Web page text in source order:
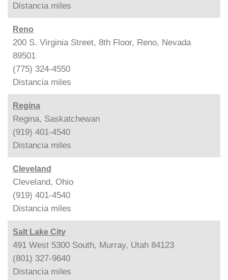
Distancia miles
Reno
200 S. Virginia Street, 8th Floor, Reno, Nevada
89501
(775) 324-4550
Distancia miles
Regina
Regina, Saskatchewan
(919) 401-4540
Distancia miles
Cleveland
Cleveland, Ohio
(919) 401-4540
Distancia miles
Salt Lake City
491 West 5300 South, Murray, Utah 84123
(801) 327-9640
Distancia miles